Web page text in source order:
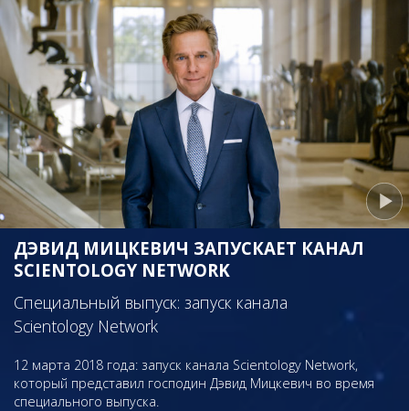
ДЭВИД МИЦКЕВИЧ ЗАПУСКАЕТ КАНАЛ
SCIENTOLOGY NETWORK
Специальный выпуск: запуск канала
Scientology Network
12 марта 2018 года: запуск канала Scientology Network,
который представил господин Дэвид Мицкевич во время
специального выпуска.